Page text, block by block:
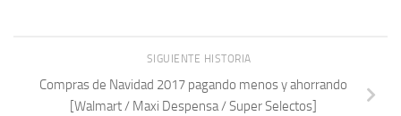
SIGUIENTE HISTORIA
Compras de Navidad 2017 pagando menos y ahorrando
[Walmart / Maxi Despensa / Super Selectos]